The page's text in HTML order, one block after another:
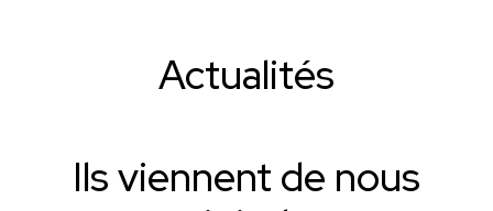
Actualités
Ils viennent de nous